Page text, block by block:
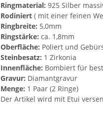
Ringmaterial: 925 Silber
Rodiniert ( mit einer feinen
Ringbreite: 5,0mm
Ringstärke: ca. 1,8mm
Oberfläche: Poliert und
Steinbesatz: 1 Zirkonia
Innenfläche: Bombiert für
Gravur: Diamantgravur
Menge: 1 Paar (2 Ringe)
Der Artikel wird mit Etui